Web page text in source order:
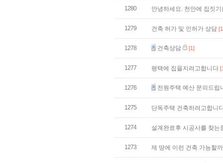
1280 안녕하세요. 천안에 집짓
1279 건축 허가 및 인허가 상담
1278 건축상담 [1]
1277 평택에 집을지려고합니다
1276 전원주택 예산 문의드립
1275 단독주택 건축하려고합니
1274 설계완료후 시공사를 찾는
1273 제 땅에 이런 건축 가능할